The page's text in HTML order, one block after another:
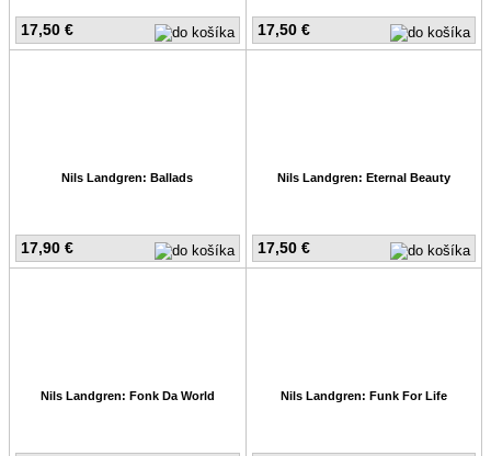
17,50 € 17,50 €
17,90 €
Nils Landgren: Ballads
17,50 €
Nils Landgren: Eternal Beauty
Nils Landgren: Fonk Da World Nils Landgren: Funk For Life